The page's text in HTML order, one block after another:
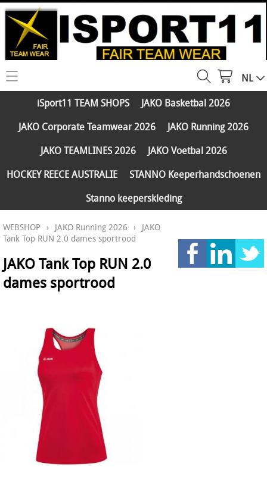
HOME
WEBSHOP
JAKO Running 2026
JAKO TEAMLINES 2026
JAKO Voetbal 2026
HOCKEY REECE AUSTRALIE
Stanno keeperskleding
PARTNERS
Klantengroepen
CONTACT
MY ISPORT11
JAKO Matentabellen
NL
iSport11 TEAM SHOPS
JAKO Basketbal 2026
JAKO Corporate Teamwear 2026
JAKO Running 2026
JAKO TEAMLINES 2026
JAKO Voetbal 2026
HOCKEY REECE AUSTRALIE
STANNO Keeperhandschoenen
Stanno keeperskleding
WEBSHOP › JAKO Running 2026 › JAKO
Tank Top RUN 2.0 dames sportrood
JAKO Tank Top RUN 2.0
dames sportrood